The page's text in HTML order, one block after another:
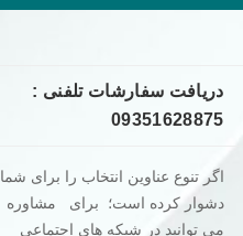
دریافت سفارشات تلفنی :
09351628875
اگر تنوع عناوین انتخاب را برای شما
دشوار کرده است؛ برای مشاوره
می توانید در شبکه های اجتماعی